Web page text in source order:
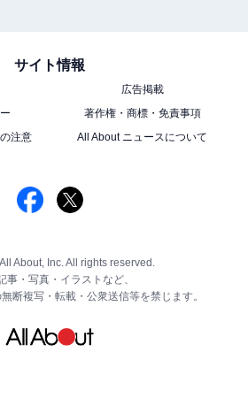
サイト情報
広告掲載
著作権・商標・免責事項
注意
All About ニュースについて
About, Inc. All rights reserved.
事・写真・イラストなど、
断複写・転載・公衆送信等を禁じます。